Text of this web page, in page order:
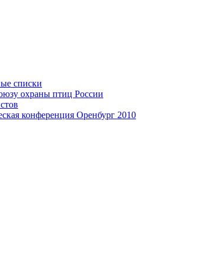
списки
охраны птиц России
конференция Оренбург 2010